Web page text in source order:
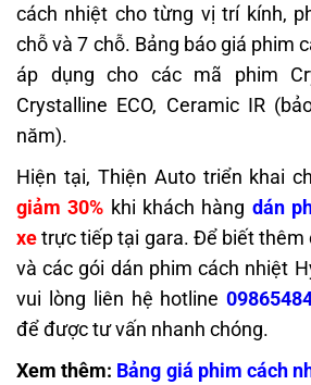
cách nhiệt cho từng vị trí kính,
chỗ và 7 chỗ. Bảng báo giá phim
áp dụng cho các mã phim
Crystalline ECO, Ceramic IR
năm).
Hiện tại, Thiện Auto triển khai
giảm 30% khi khách hàng dán
xetrực tiếp tại gara. Để biết thêm
và các gói dán phim cách nhiệt
vui lòng liên hệ hotline
để được tư vấn nhanh chóng.
Xem thêm: Bảng giá phim cách